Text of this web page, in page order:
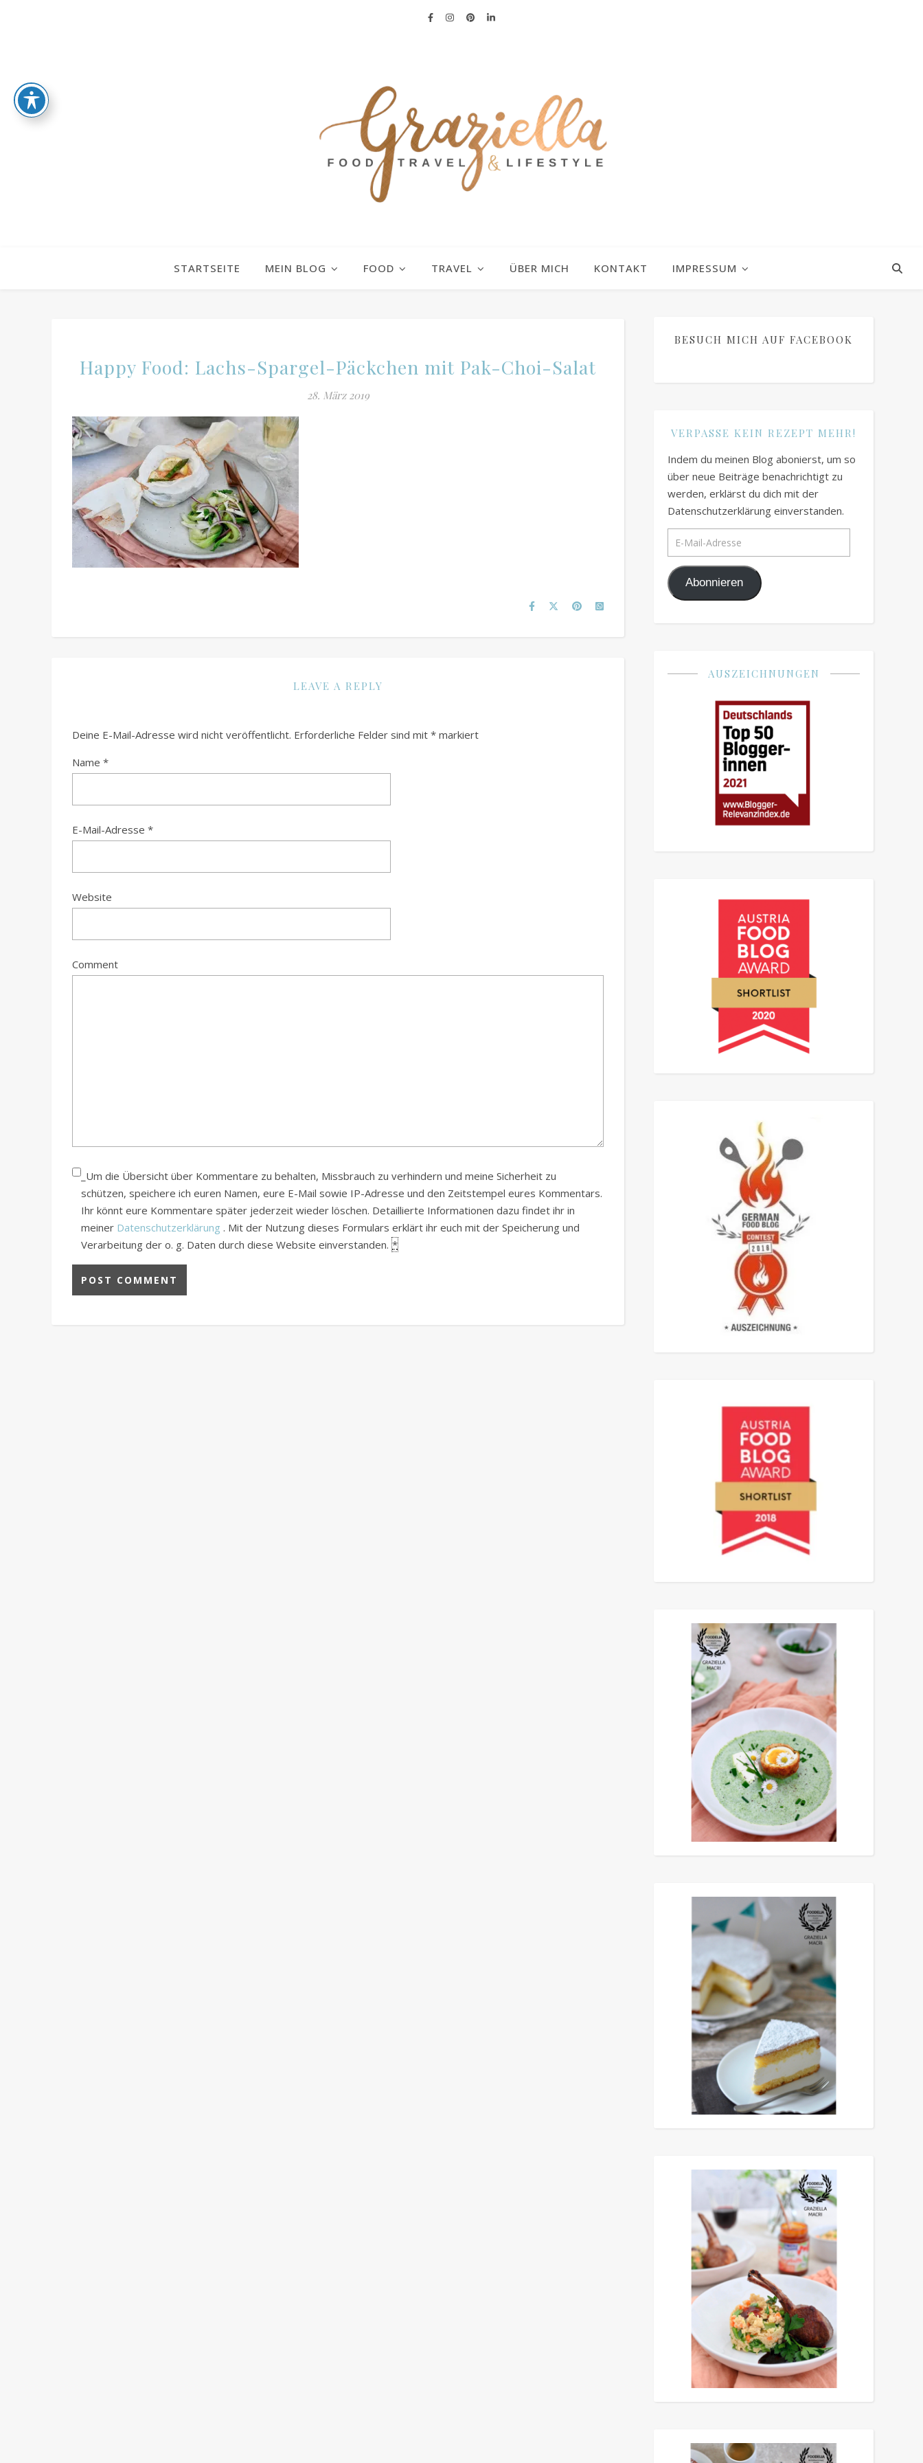
STARTSEITE MEIN BLOG FOOD TRAVEL ÜBER MICH KONTAKT IMPRESSUM
Happy Food: Lachs-Spargel-Päckchen mit Pak-Choi-Salat
28. März 2019
LEAVE A REPLY
Deine E-Mail-Adresse wird nicht veröffentlicht. Erforderliche Felder sind mit * markiert
Name *
E-Mail-Adresse *
Website
Comment
_Um die Übersicht über Kommentare zu behalten, Missbrauch zu verhindern und meine Sicherheit zu
schützen, speichere ich euren Namen, eure E-Mail sowie IP-Adresse und den Zeitstempel eures Kommentars.
Ihr könnt eure Kommentare später jederzeit wieder löschen. Detaillierte Informationen dazu findet ihr in
meiner Datenschutzerklärung . Mit der Nutzung dieses Formulars erklärt ihr euch mit der Speicherung und
Verarbeitung der o. g. Daten durch diese Website einverstanden. *
BESUCH MICH AUF FACEBOOK
VERPASSE KEIN REZEPT MEHR!
Indem du meinen Blog abonierst, um so
über neue Beiträge benachrichtigt zu
werden, erklärst du dich mit der
Datenschutzerklärung einverstanden.
E-Mail-Adresse
Abonnieren
AUSZEICHNUNGEN